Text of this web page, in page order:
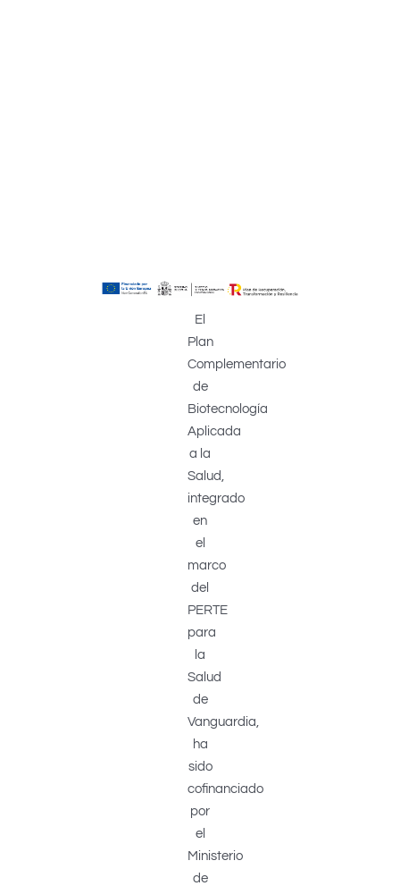
El
Plan
Complementario
de
Biotecnología
Aplicada
a la
Salud,
integrado
en
el
marco
del
PERTE
para
la
Salud
de
Vanguardia,
ha
sido
cofinanciado
por
el
Ministerio
de